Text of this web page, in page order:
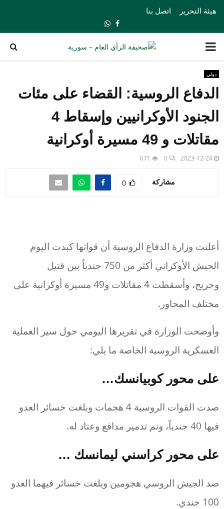
هيئة التحرير اتصل بنا
Facebook
Whatsapp
PRIMARY
MENU
دولي
الدفاع الروسية: القضاء على مئات
الجنود الأوكرانيين وإسقاط 4
مقاتلات و 49 مسيرة أوكرانية
2023-12-24
0
671
مشاركة 0
أعلنت وزارة الدفاع الروسية أن قواتها كبدت اليوم
الجيش الأوكراني أكثر من 750 جندياً بين قتيل
وجريح، وأسقطت 4 مقاتلات و49 مسيرة أوكرانية على
مختلف المحاور.
وأوضحت الوزارة في تقريرها اليومي حول سير العملية
العسكرية الروسية الخاصة ما يلي:
على محور كوبيانسك…
صدت القوات الروسية 4 هجمات وبلغت خسائر العدو
فيها 40 جندياً، وتم تدمير مدافع وعتاد له.
على محور كراسني ليمانسك …
صد الجيش الروسي هجومين وبلغت خسائر فيهما العدو
100 جندي.